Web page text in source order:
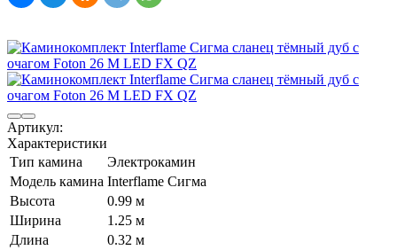
Артикул:
Характеристики
Тип камина
Электрокамин
Модель камина Interflame Сигма
Высота
0.99 м
Ширина
1.25 м
Длина
0.32 м